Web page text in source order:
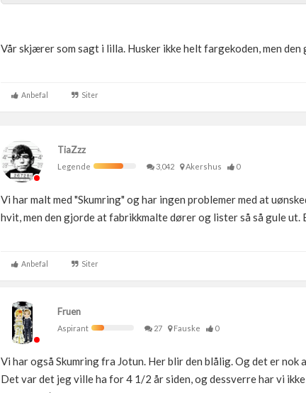
Vår skjærer som sagt i lilla. Husker ikke helt fargekoden, men den
Anbefal Siter
TiaZzz
Legende
3,042 Akershus 0
Vi har malt med "Skumring" og har ingen problemer med at
hvit, men den gjorde at fabrikkmalte dører og lister så så gule
Anbefal Siter
Fruen
Aspirant
27 Fauske 0
Vi har også Skumring fra Jotun. Her blir den blålig. Og det er
Det var det jeg ville ha for 4 1/2 år siden, og dessverre har vi